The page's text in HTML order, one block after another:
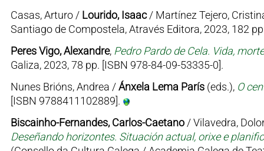
Casas, Arturo / Lourido, Isaac/ Martínez Tejero,
Santiago de Compostela, Através Editora, 2023, 182
Peres Vigo, Alexandre, Pedro Pardo de Cela. Vida,
Galiza, 2023, 78 pp. [ISBN 978-84-09-53335-0].
Nunes Brións, Andrea /Ánxela Lema París(eds.), O
[ISBN 9788411102889].
Biscainho-Fernandes, Carlos-Caetano/ Vilavedra,
Deseñando horizontes. Situación actual, orixe e